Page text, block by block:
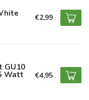
€2,99
GU10
Watt €4,95